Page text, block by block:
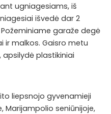
ugniagesiams, iš
išvedė dar 2
garaže degė
ir malkos. Gaisro metu
plastikiniai
liepsnojo gyvenamieji
Marijampolio seniūnijoje,